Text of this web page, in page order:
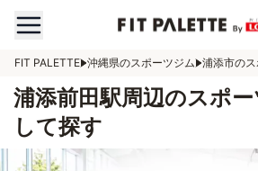
FIT PALETTE 沖縄県のスポーツジム 浦添市の
浦添前田駅周辺のスポ
して探す